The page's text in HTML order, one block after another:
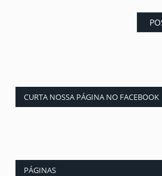
CURTA NOSSA PÁGINA NO FACEBOOK
PÁGINAS